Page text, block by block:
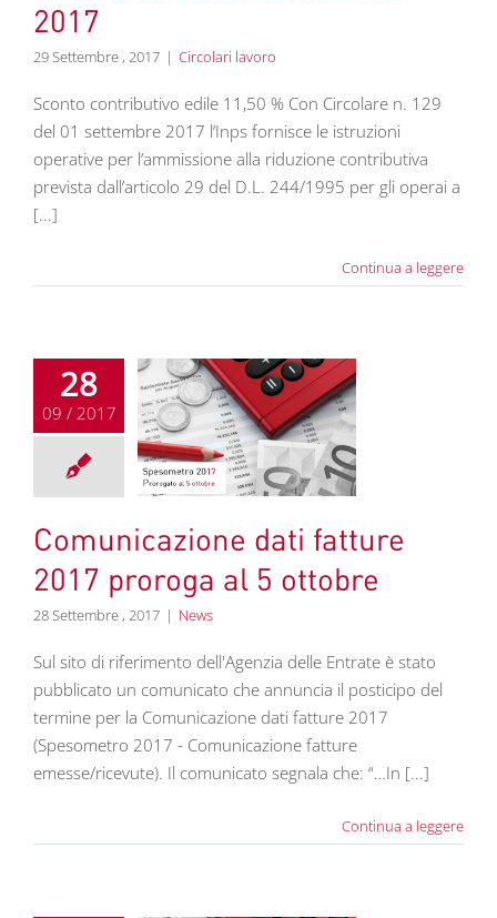
2017
29 Settembre , 2017 | Circolari lavoro
Sconto contributivo edile 11,50 % Con Circolare n. 129
del 01 settembre 2017 l’Inps fornisce le istruzioni
operative per l’ammissione alla riduzione contributiva
prevista dall’articolo 29 del D.L. 244/1995 per gli operai a
[...]
Continua a leggere
28
09 / 2017
dati
proroga al
Comunicazione dati fatture
2017 proroga al 5 ottobre
28 Settembre , 2017 | News
Sul sito di riferimento dell'Agenzia delle Entrate è stato
pubblicato un comunicato che annuncia il posticipo del
termine per la Comunicazione dati fatture 2017
(Spesometro 2017 - Comunicazione fatture
emesse/ricevute). Il comunicato segnala che: “…In [...]
Continua a leggere